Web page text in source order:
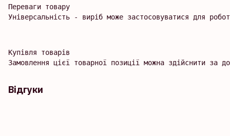
Переваги товару
Універсальність - виріб може застосовуватися для
Купівля товарів
Замовлення цієї товарної позиції можна здійснити за
Відгуки